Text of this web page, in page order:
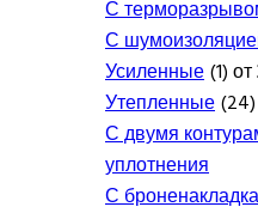
С
С
Усиленные(1)
Утепленные
С двумя
уплотнения
С